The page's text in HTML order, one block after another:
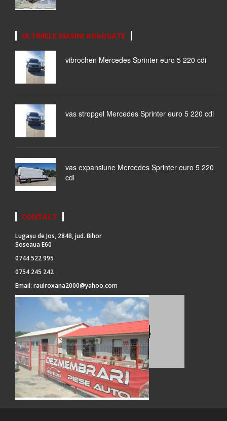
ULTIMELE MASINI ADAUGATE
vibrochen Mercedes Sprinter euro 5 220 cdi
vas stropgel Mercedes Sprinter euro 5 220 cdi
vas expansiune Mercedes Sprinter euro 5 220
cdi
CONTACT
Lugașu de Jos, 284B, jud. Bihor
Soseaua E60
0744 522 995
0754 245 242
Email: raulroxana2000@yahoo.com